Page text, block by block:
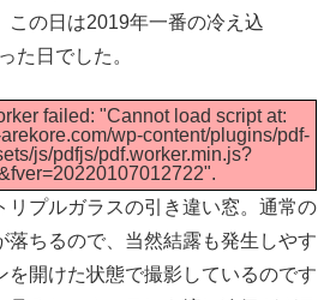
この日は2019年一番の冷え込
た日でした。
failed: "Cannot load script at:
wp-content/plugins/pdf-
js/pdfjs/pdf.worker.min.js?
リプルガラスの引き違い窓。通常の
落ちるので、当然結露も発生しやす
を開けた状態で撮影しているのです